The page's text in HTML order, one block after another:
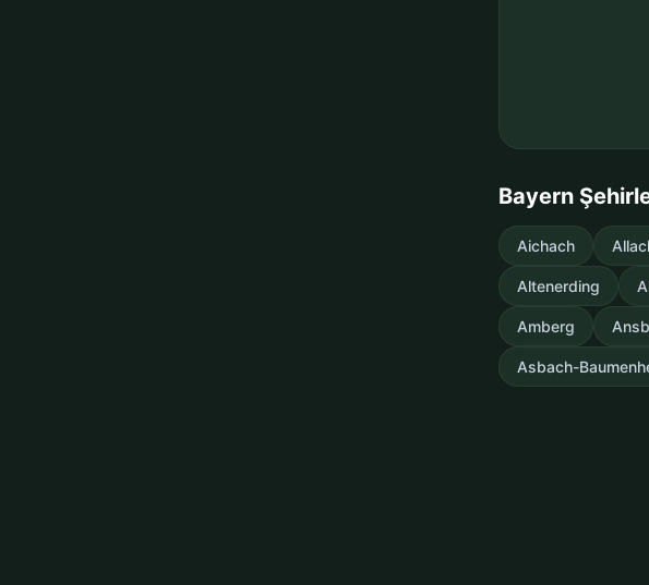
Bayern
Aichach
Altenerding
Amberg
Asbach-